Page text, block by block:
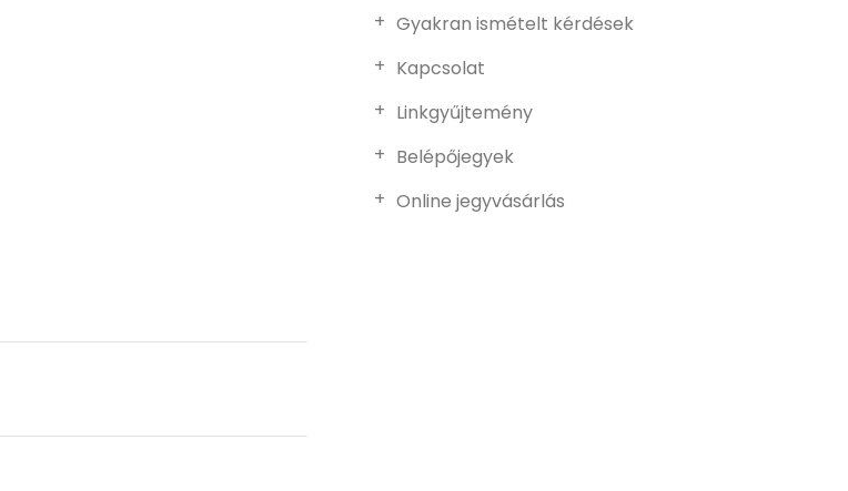
Gyakran ismételt kérdések
Kapcsolat
Linkgyűjtemény
Belépőjegyek
Online jegyvásárlás